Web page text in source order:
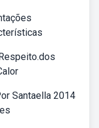
Santaella 2014